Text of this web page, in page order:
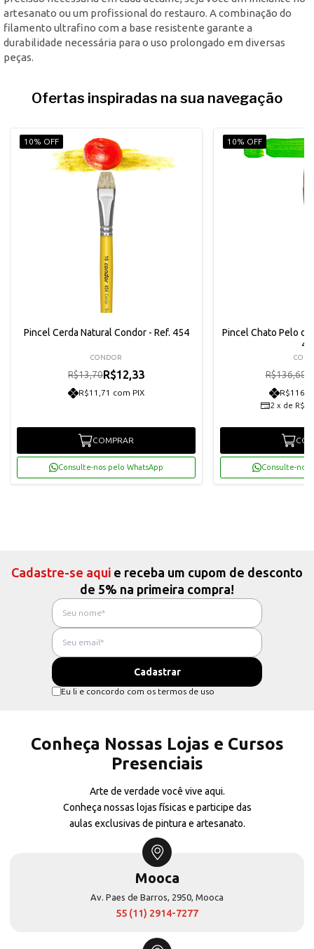
artesanato ou um profissional do restauro. A combinação do
filamento ultrafino com a base resistente garante a
durabilidade necessária para o uso prolongado em diversas
peças.
Ofertas inspiradas na sua navegação
10% OFF
Pincel Cerda Natural Condor - Ref. 454
CONDOR
R$13,70R$12,33
R$11,71 com PIX
COMPRAR
Consulte-nos pelo WhatsApp
10% OFF
Pincel Chato Pelo
R$136,68
2 x de
Consulte-nos
Cadastre-se aqui e receba um cupom de desconto
de 5% na primeira compra!
Eu li e concordo com os termos de uso
Conheça Nossas Lojas e Cursos
Presenciais
Arte de verdade você vive aqui.
Conheça nossas lojas físicas e participe das
aulas exclusivas de pintura e artesanato.
Mooca
Av. Paes de Barros, 2950, Mooca
55 (11) 2914-7277